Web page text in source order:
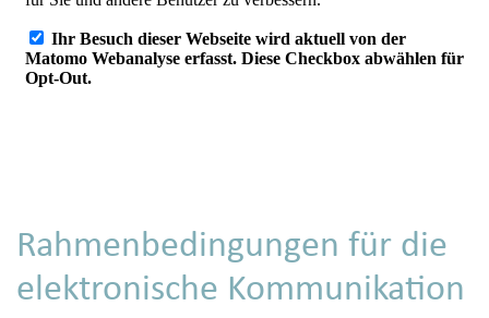
Rahmenbedingungen für die
elektronische Kommunikation